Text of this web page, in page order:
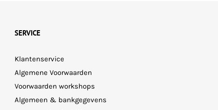
de
productpagina
SERVICE
Klantenservice
Algemene Voorwaarden
Voorwaarden workshops
Algemeen & bankgegevens